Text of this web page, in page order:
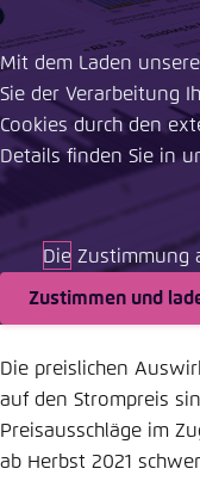
Mit dem Laden
Sie der Verarbeitung
Cookies durch den
Details finden Sie in
Die Zustimmung
Zustimmen und
Die preislichen
auf den Strompreis
Preisausschläge im
ab Herbst 2021